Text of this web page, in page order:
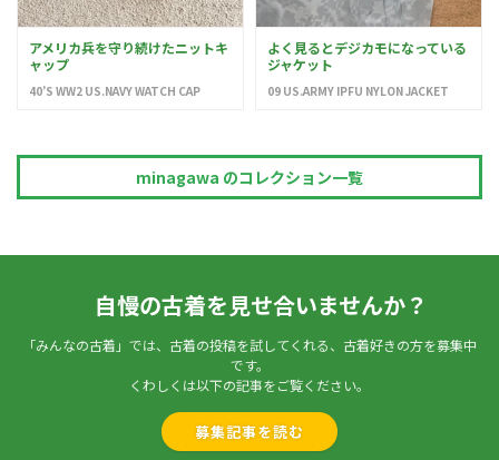
アメリカ兵を守り続けたニットキ
ャップ
40’S WW2 US.NAVY WATCH CAP
よく見るとデジカモになっている
ジャケット
09 US.ARMY IPFU NYLON JACKET
minagawa のコレクション一覧
自慢の古着を見せ合いませんか？
「みんなの古着」では、古着の投稿を試してくれる、古着好きの方を募集中
です。
くわしくは以下の記事をご覧ください。
募集記事を読む